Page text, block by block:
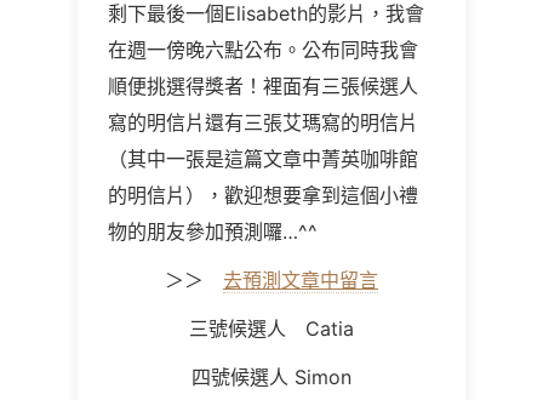
剩下最後一個Elisabeth的影片，我會
在週一傍晚六點公布。公布同時我會
順便挑選得獎者！裡面有三張候選人
寫的明信片還有三張艾瑪寫的明信片
（其中一張是這篇文章中菁英咖啡館
的明信片），歡迎想要拿到這個小禮
物的朋友參加預測囉…^^
＞＞ 去預測文章中留言
三號候選人 Catia
四號候選人 Simon